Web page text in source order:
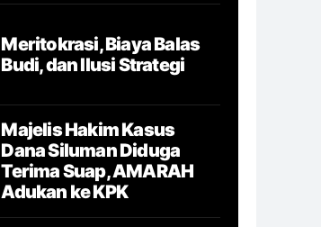
Meritokrasi, Biaya Balas
Budi, dan Ilusi Strategi
Majelis Hakim Kasus
Dana Siluman Diduga
Terima Suap, AMARAH
Adukan ke KPK